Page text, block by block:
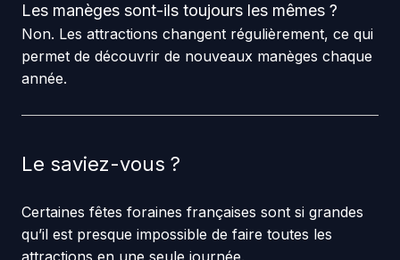
Les manèges sont-ils toujours les mêmes ?
Non. Les attractions changent régulièrement, ce qui
permet de découvrir de nouveaux manèges chaque
année.
Le saviez-vous ?
Certaines fêtes foraines françaises sont si grandes
qu’il est presque impossible de faire toutes les